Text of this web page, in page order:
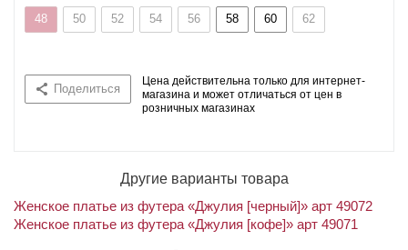
48 50 52 54 56 58 60 62
Поделиться
Цена действительна только для интернет-
магазина и может отличаться от цен в
розничных магазинах
Другие варианты товара
Женское платье из футера «Джулия [черный]» арт 49072
Женское платье из футера «Джулия [кофе]» арт 49071